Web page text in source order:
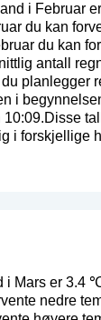
i Februar
du kan
du kan
antall
du planlegger
i
i forskjellige
i Mars er 3.4
nedre